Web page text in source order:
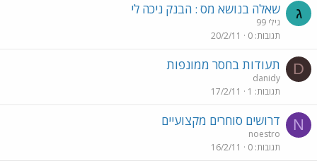
ג שאלה בנושא מס : הבנק ניכה לי
גילי 99
תגובות 0
20/2/11
D תעודות בחסר ממונפות
danidy
תגובות 1
17/2/11
N דרושים סוחרים מקצועיים
noestro
תגובות 0
16/2/11